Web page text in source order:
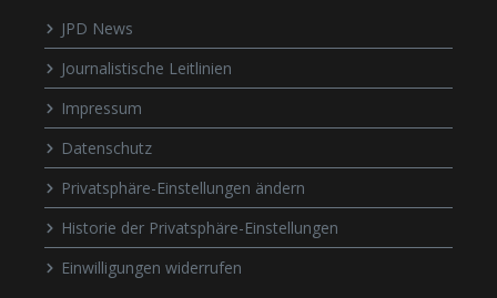
JPD News
Journalistische Leitlinien
Impressum
Datenschutz
Privatsphäre-Einstellungen ändern
Historie der Privatsphäre-Einstellungen
Einwilligungen widerrufen